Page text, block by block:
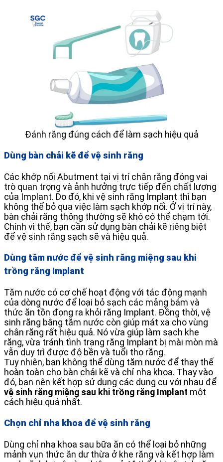
Đánh răng đúng cách để làm sạch hiệu quả
Dùng bàn chải kẽ để vệ sinh răng
Các khớp nối Abutment tại vị trí chân răng đóng vai
trò quan trọng và ảnh hưởng trực tiếp đến chất lượng
của Implant. Do đó, khi vệ sinh răng Implant thì bạn
không thể bỏ qua việc làm sạch khớp nối. Ở vị trí này,
bàn chải răng thông thường sẽ khó có thể chạm tới.
Chính vì thế, bạn cần sử dụng bàn chải kẽ riêng biệt
để vệ sinh răng sạch sẽ và hiệu quả.
Dùng tăm nước để vệ sinh răng miệng sau khi
trồng răng Implant
Tăm nước có cơ chế hoạt động với tác động mạnh
của dòng nước để loại bỏ sạch các mảng bám và
thức ăn tồn đọng ra khỏi răng Implant. Đồng thời, vệ
sinh răng bằng tăm nước còn giúp mát xa cho vùng
chân răng rất hiệu quả. Nó vừa giúp làm sạch khe
răng, vừa tránh tình trạng răng Implant bị mài mòn mà
vẫn duy trì được độ bền và tuổi thọ răng.
Tuy nhiên, bạn không thể dùng tăm nước để thay thế
hoàn toàn cho bàn chải kẽ và chỉ nha khoa. Thay vào
đó, bạn nên kết hợp sử dụng các dụng cụ với nhau để
vệ sinh răng miệng sau khi trồng răng Implant một
cách hiệu quả nhất.
Chọn chỉ nha khoa để vệ sinh răng
Dùng chỉ nha khoa sau bữa ăn có thể loại bỏ những
mảnh vụn thức ăn dư thừa ở khe răng và kết hợp làm